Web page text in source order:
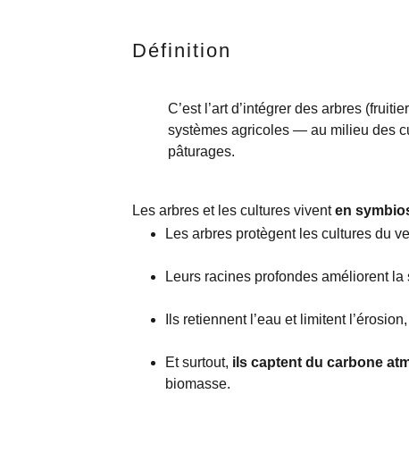
Définition
C’est l’art d’intégrer des arbres
systèmes agricoles — au milieu des
pâturages.
Les arbres et les cultures viventen
Les arbres protègent les cultures du
Leurs racines profondes améliorent la
Ils retiennent l’eau et limitent l’érosion,
Et surtout, ils captent du carbone
biomasse.